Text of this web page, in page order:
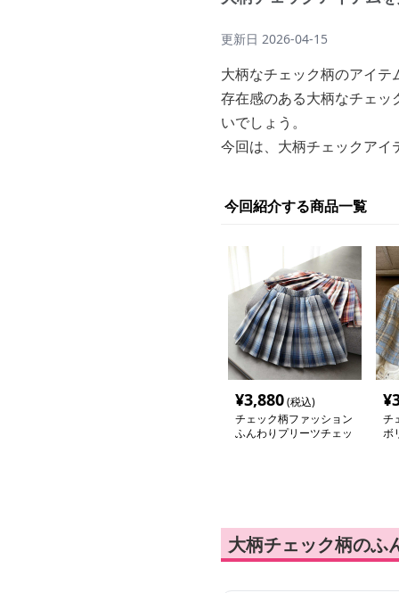
更新日 2026-04-15
大柄なチェック柄のアイテ
存在感のある大柄なチェッ
いでしょう。
今回は、大柄チェックアイ
今回紹介する商品一覧
¥3,880(税込)
チェック柄ファッション
ふんわりプリーツチェッ
¥
チ
ボ
大柄チェック柄のふ